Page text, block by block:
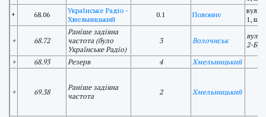
+
68.06
Українське Радіо -
Хмельницький
0.1 Полонне
вул.
1,
+ 68.72
Раніше задіяна
частота (було
Українське Радіо)
3 Волочиськ
вул.
2-Б,
+
68.93 Резерв 4 Хмельницький
+ 69.38
Раніше задіяна
частота
2 Хмельницький